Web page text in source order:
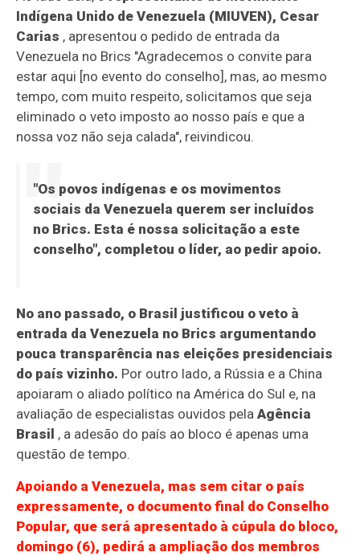
Indígena Unido de Venezuela (MIUVEN), Cesar
Carias , apresentou o pedido de entrada da
Venezuela no Brics "Agradecemos o convite para
estar aqui [no evento do conselho], mas, ao mesmo
tempo, com muito respeito, solicitamos que seja
eliminado o veto imposto ao nosso país e que a
nossa voz não seja calada", reivindicou.
"Os povos indígenas e os movimentos
sociais da Venezuela querem ser incluídos
no Brics. Esta é nossa solicitação a este
conselho", completou o líder, ao pedir apoio.
No ano passado, o Brasil justificou o veto à
entrada da Venezuela no Brics argumentando
pouca transparência nas eleições presidenciais
do país vizinho. Por outro lado, a Rússia e a China
apoiaram o aliado político na América do Sul e, na
avaliação de especialistas ouvidos pelaAgência
Brasil , a adesão do país ao bloco é apenas uma
questão de tempo.
Apoiando a Venezuela, mas sem citar o país
expressamente, o documento final do Conselho
Popular, que será apresentado à cúpula do bloco,
domingo (6), pedirá a ampliação dos membros